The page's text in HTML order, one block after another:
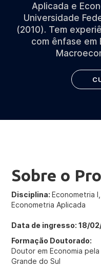
Aplicada e
Universidade
(2010). Tem
com ênfase em
Sobre o
Disciplina:Econometria
Econometria Aplicada
Data de ingresso: 18/
Formação Doutorado:
Doutor em Economia
Grande do Sul